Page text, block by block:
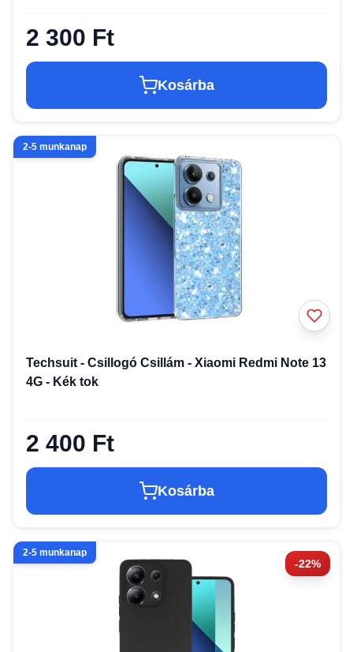
2 300 Ft
Kosárba
2-5 munkanap
Techsuit - Csillogó Csillám - Xiaomi Redmi Note 13
4G - Kék tok
2 400 Ft
Kosárba
-22%
2-5 munkanap